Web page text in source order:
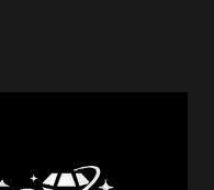
com folk, blues e pop.